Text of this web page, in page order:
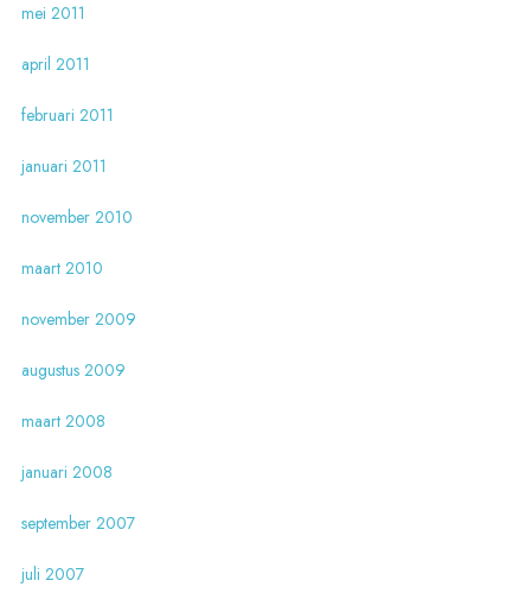
mei 2011
april 2011
februari 2011
januari 2011
november 2010
maart 2010
november 2009
augustus 2009
maart 2008
januari 2008
september 2007
juli 2007